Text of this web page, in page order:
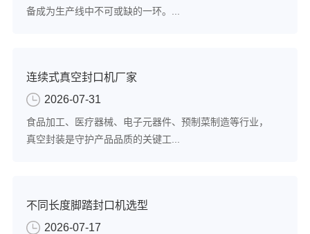
备成为生产线中不可或缺的一环。...
连续式真空封口机厂家
2026-07-31
食品加工、医疗器械、电子元器件、预制菜制造等行业，
真空封装是守护产品品质的关键工...
不同长度脚踏封口机选型
2026-07-17